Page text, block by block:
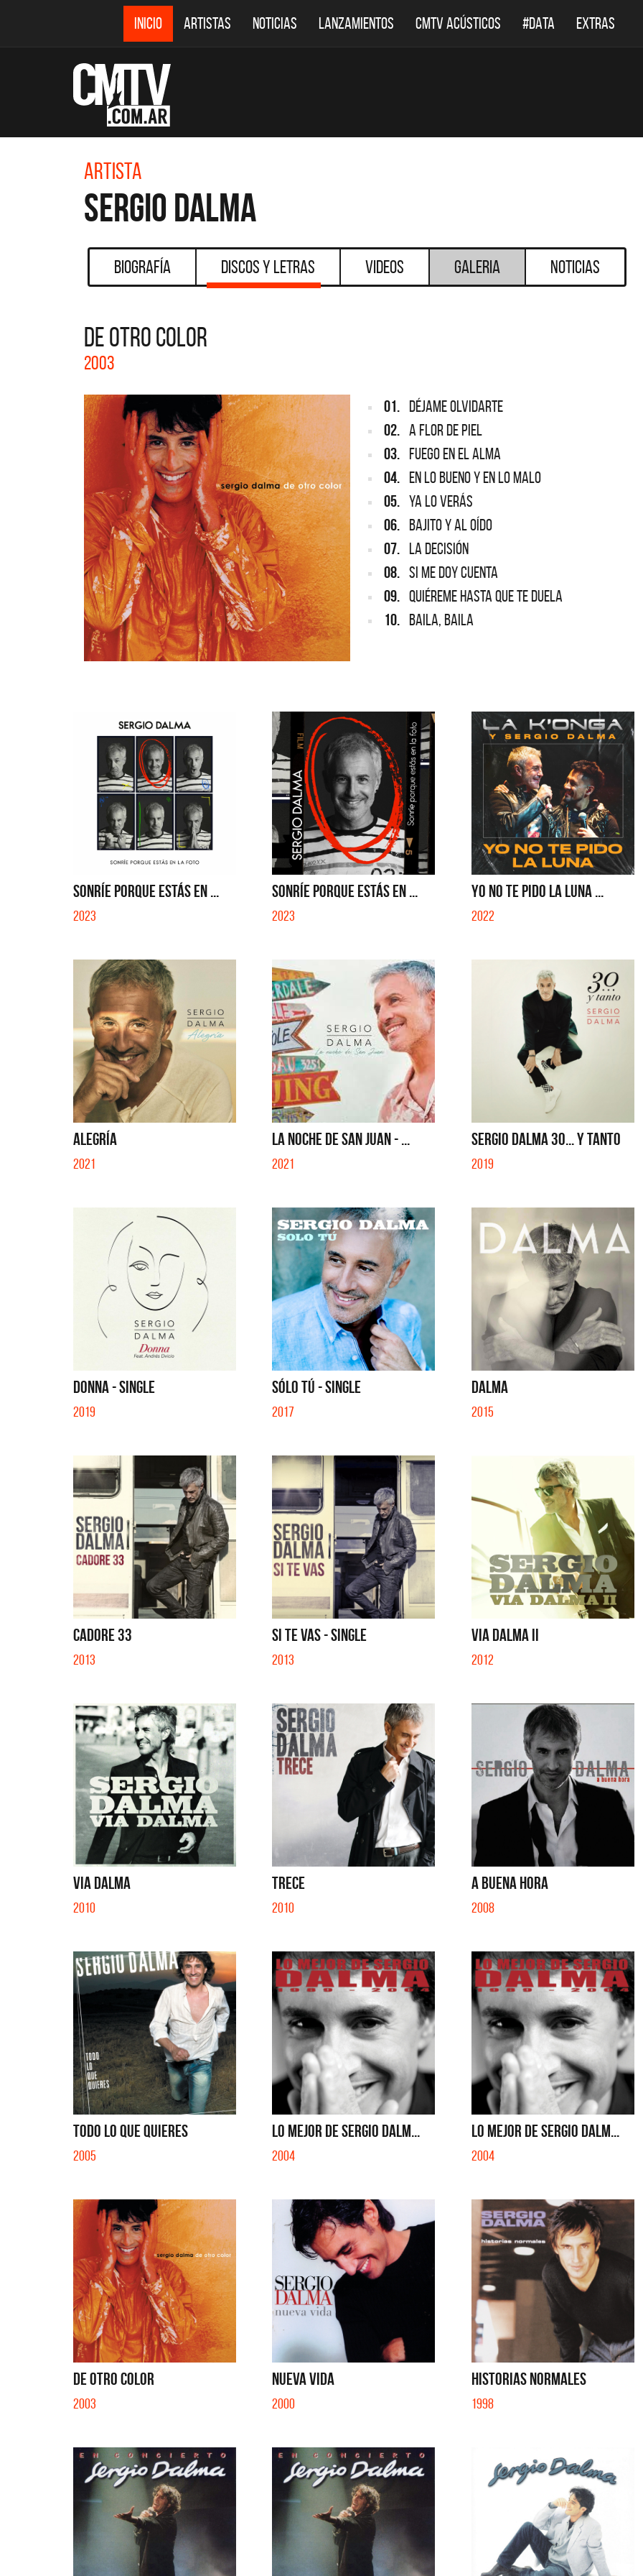
INICIO ARTISTAS NOTICIAS LANZAMIENTOS CMTV ACÚSTICOS #DATA EXTRAS
Artista
Sergio Dalma
Biografía Discos y Letras Videos Galeria Noticias
DE OTRO COLOR
2003
01. DÉJAME OLVIDARTE
02. A FLOR DE PIEL
03. FUEGO EN EL ALMA
04. EN LO BUENO Y EN LO MALO
05. YA LO VERÁS
06. BAJITO Y AL OÍDO
07. LA DECISIÓN
08. SI ME DOY CUENTA
09. QUIÉREME HASTA QUE TE DUELA
10. BAILA, BAILA
SONRÍE PORQUE ESTÁS EN ...
2023
SONRÍE PORQUE ESTÁS EN ...
2023
YO NO TE PIDO LA LUNA ...
2022
ALEGRÍA
2021
LA NOCHE DE SAN JUAN - ...
2021
SERGIO DALMA 30... Y TANTO
2019
DONNA - SINGLE
2019
SÓLO TÚ - SINGLE
2017
DALMA
2015
CADORE 33
2013
SI TE VAS - SINGLE
2013
VIA DALMA II
2012
VIA DALMA
2010
TRECE
2010
A BUENA HORA
2008
TODO LO QUE QUIERES
2005
LO MEJOR DE SERGIO DALM...
2004
LO MEJOR DE SERGIO DALM...
2004
DE OTRO COLOR
2003
NUEVA VIDA
2000
HISTORIAS NORMALES
1998
DESTACADOS DESTACADOS
Migrantes
SI NO ES CON VOS - SINGLE
Los Palmeras